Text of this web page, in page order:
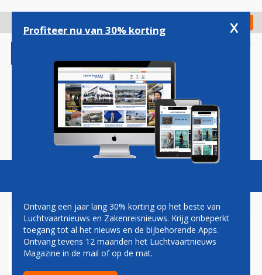
gaan
Check in
Magazine Podcasts Vacatures
OVERZICHT: DIT WAREN DE
DRUKSTE LUCHTHAVENS
Profiteer nu van 30% korting x
Ontvang een jaar lang 30% korting op het beste van
Luchtvaartnieuws en Zakenreisnieuws. Krijg onbeperkt
toegang tot al het nieuws en de bijbehorende Apps.
Ontvang tevens 12 maanden het Luchtvaartnieuws
Magazine in de mail of op de mat.